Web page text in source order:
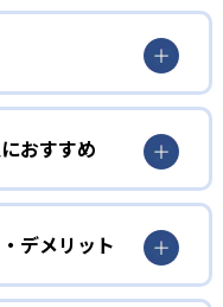
業
しての経験が長い
指導。授業は生徒と
分の言葉で話して理
。
おすすめ
におすすめ
ことを整理できる。
デメリット
る？